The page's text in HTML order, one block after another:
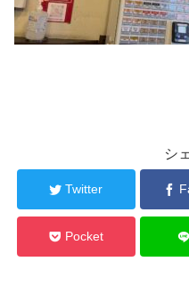
シ
Twitter
Pocket